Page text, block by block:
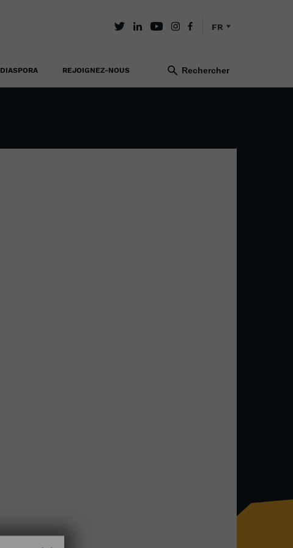
FR
DIASPORA REJOIGNEZ-NOUS